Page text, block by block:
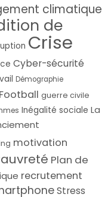
climatique
de
Crise
Cyber-sécurité
Démographie
Football guerre civile
Inégalité sociale La
motivation
Plan de
recrutement
Stress